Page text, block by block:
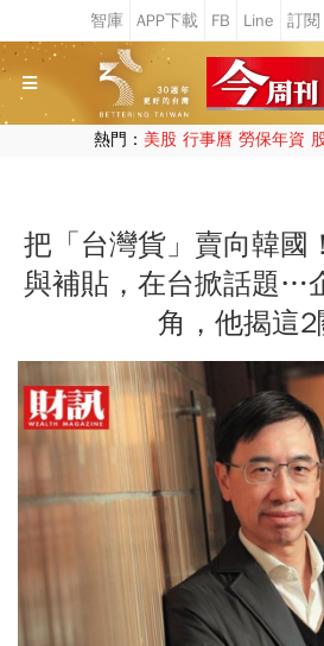
熱門： 美股 行事曆 勞保年資
把「台灣貨」賣向韓國
與補貼，在台掀話題…
角，他揭這2